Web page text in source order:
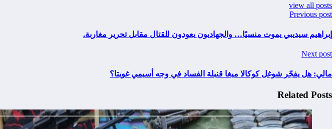
view all posts
Previous post
إبراهيم سيديبي يموت منسيًا… والجهاديون يعودون للقتال مقابل تحرير مغاربة.
Next post
مالي: هل يفجّر شوغل كوكالا ميغا قنبلة الفساد في وجه أسيمي غويتا؟
Related Posts